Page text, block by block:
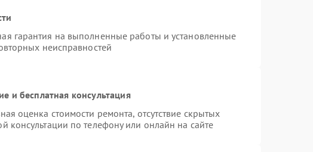
гарантия на выполненные работы и установленные
неисправностей
и бесплатная консультация
оценка стоимости ремонта, отсутствие скрытых
консультации по телефону или онлайн на сайте